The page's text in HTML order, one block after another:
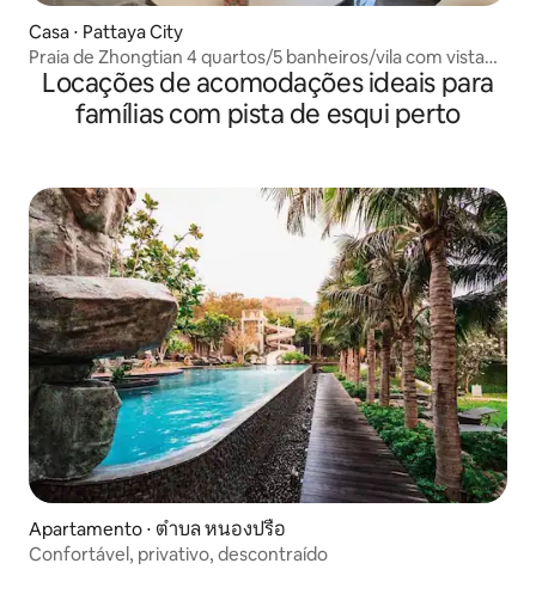
Casa ⋅ Pattaya City
Praia de Zhongtian 4 quartos/5 banheiros/vila com vista
para o mar a 50 metros da praia
Locações de acomodações ideais para
famílias com pista de esqui perto
Apartamento ⋅ ตำบล หนองปรือ
Confortável, privativo, descontraído